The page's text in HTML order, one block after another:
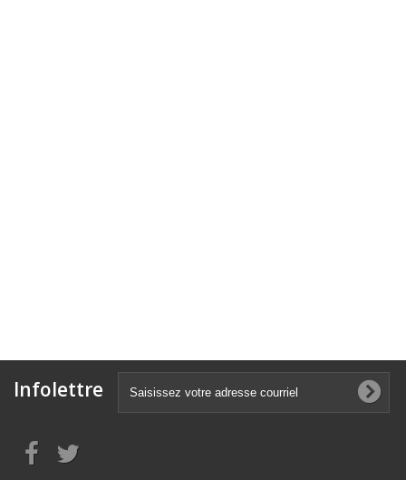
Infolettre